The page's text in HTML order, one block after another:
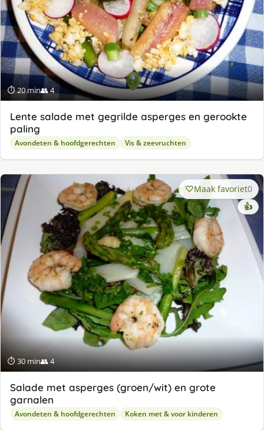
⏱ 20 min👥 4
Lente salade met gegrilde asperges en gerookte
paling
Avondeten & hoofdgerechten Vis & zeevruchten
⏱ 30 min👥 4
Maak favoriet0
👍
Salade met asperges (groen/wit) en grote
garnalen
Avondeten & hoofdgerechten Koken met & voor kinderen